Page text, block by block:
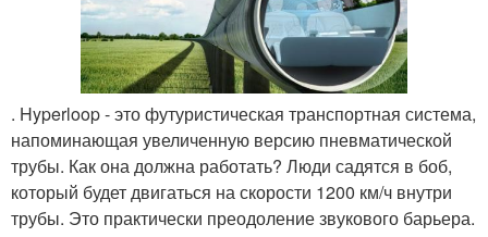
. Hyperloop - это футуристическая транспортная система,
напоминающая увеличенную версию пневматической
трубы. Как она должна работать? Люди садятся в боб,
который будет двигаться на скорости 1200 км/ч внутри
трубы. Это практически преодоление звукового барьера.